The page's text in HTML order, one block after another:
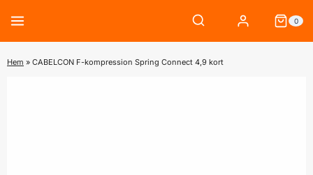
content
0
Hem » CABELCON F-kompression Spring Connect 4,9 kort